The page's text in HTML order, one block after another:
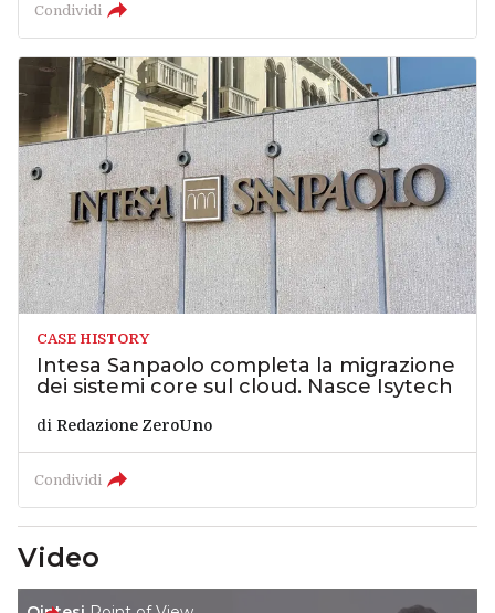
Condividi
CASE HISTORY
Intesa Sanpaolo completa la migrazione
dei sistemi core sul cloud. Nasce Isytech
di Redazione ZeroUno
Condividi
Video